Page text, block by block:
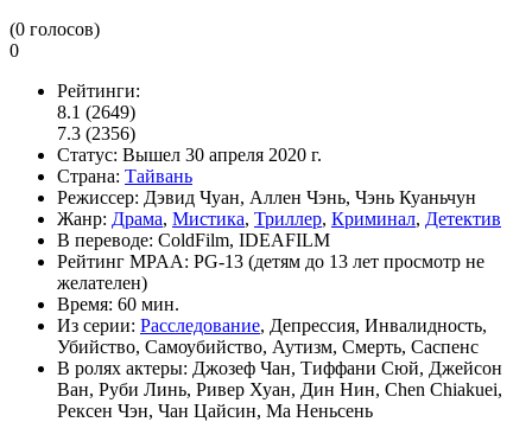
(0 голосов)
0
Рейтинги:
8.1 (2649)
7.3 (2356)
Статус: Вышел 30 апреля 2020 г.
Страна: Тайвань
Режиссер: Дэвид Чуан, Аллен Чэнь, Чэнь Куаньчун
Жанр: Драма, Мистика, Триллер, Криминал, Детектив
В переводе: ColdFilm, IDEAFILM
Рейтинг MPAA: PG-13 (детям до 13 лет просмотр не
желателен)
Время: 60 мин.
Из серии: Расследование, Депрессия, Инвалидность,
Убийство, Самоубийство, Аутизм, Смерть, Саспенс
В ролях актеры: Джозеф Чан, Тиффани Сюй, Джейсон
Ван, Руби Линь, Ривер Хуан, Дин Нин, Chen Chiakuei,
Рексен Чэн, Чан Цайсин, Ма Неньсень